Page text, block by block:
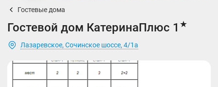
Гостевые дома
Гостевой дом КатеринаПлюс 1 ★
Лазаревское, Сочинское шоссе, 4/1а